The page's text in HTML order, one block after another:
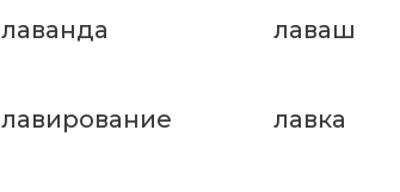
лаванда лаваш
лавирование лавка